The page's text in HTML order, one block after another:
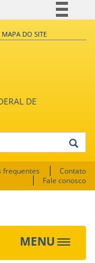
MAPA DO SITE
DE
frequentes
Contato
Fale conosco
MENU
Toggle